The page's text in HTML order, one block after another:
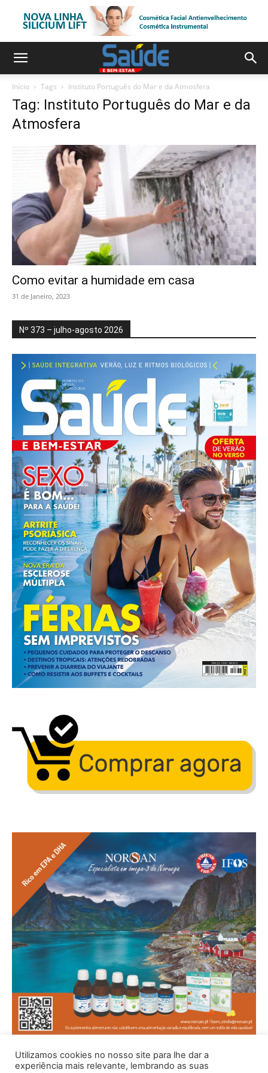
Início Tags Instituto Português do Mar e da Atmosfera
Tag: Instituto Português do Mar e da
Atmosfera
Como evitar a humidade em casa
31 de Janeiro, 2023
Nº 373 – julho-agosto 2026
Utilizamos cookies no nosso site para lhe dar a
experiência mais relevante, lembrando as suas